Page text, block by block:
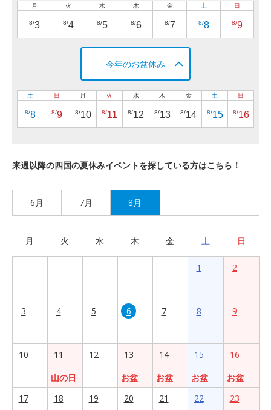
月
8/3
火
8/4
水
8/5
木
8/6
金
8/7
土
8/8
日
8/9
今年のお盆休み
土
8/8
日
8/9
月
8/10
火
8/11
水
8/12
木
8/13
金
8/14
土
8/15
日
8/16
来週以降の四国の夏休みイベントを探している方はこちら！
6月 7月 8月
月 火 水 木 金 土 日
1 2
3 4 5 6 7 8 9
10
11
山の日
12
13
お盆
14
お盆
15
お盆
16
お盆
17
18 19 20 21 22 23